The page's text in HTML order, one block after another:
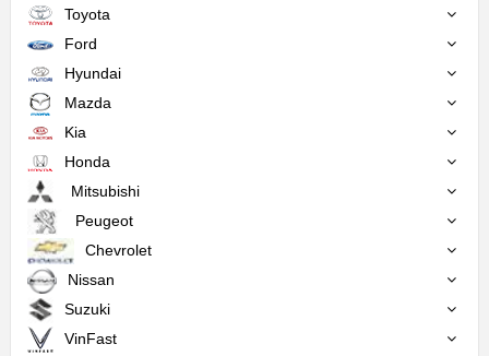
Toyota
Ford
Hyundai
Mazda
Kia
Honda
Mitsubishi
Peugeot
Chevrolet
Nissan
Suzuki
VinFast